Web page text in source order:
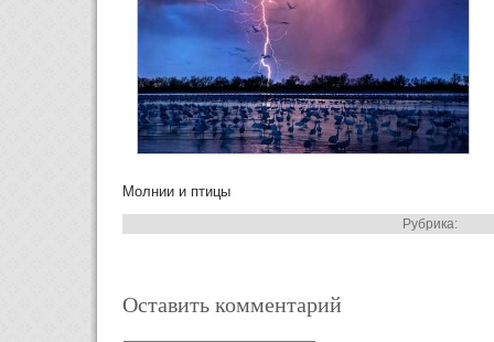
Молнии и птицы
Рубрика:
Оставить комментарий